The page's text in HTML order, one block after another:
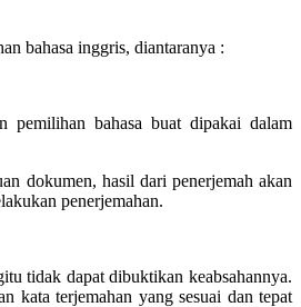
bahasa inggris, diantaranya :
pemilihan bahasa buat dipakai dalam
dokumen, hasil dari penerjemah akan
penerjemahan.
tidak dapat dibuktikan keabsahannya.
kata terjemahan yang sesuai dan tepat